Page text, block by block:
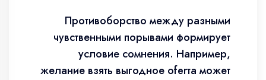
Противоборство между разными
чувственными порывами формирует
условие сомнения. Например,
желание взять выгодное oferта может